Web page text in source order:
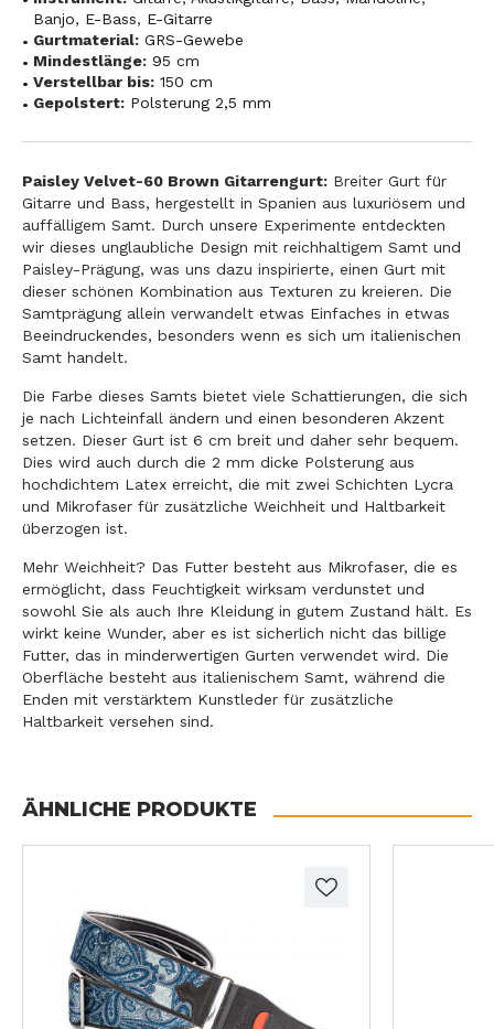
Banjo, E-Bass, E-Gitarre
Gurtmaterial: GRS-Gewebe
Mindestlänge: 95 cm
Verstellbar bis: 150 cm
Gepolstert: Polsterung 2,5 mm
Paisley Velvet-60 Brown Gitarrengurt: Breiter Gurt für
Gitarre und Bass, hergestellt in Spanien aus luxuriösem und
auffälligem Samt. Durch unsere Experimente entdeckten
wir dieses unglaubliche Design mit reichhaltigem Samt und
Paisley-Prägung, was uns dazu inspirierte, einen Gurt mit
dieser schönen Kombination aus Texturen zu kreieren. Die
Samtprägung allein verwandelt etwas Einfaches in etwas
Beeindruckendes, besonders wenn es sich um italienischen
Samt handelt.
Die Farbe dieses Samts bietet viele Schattierungen, die sich
je nach Lichteinfall ändern und einen besonderen Akzent
setzen. Dieser Gurt ist 6 cm breit und daher sehr bequem.
Dies wird auch durch die 2 mm dicke Polsterung aus
hochdichtem Latex erreicht, die mit zwei Schichten Lycra
und Mikrofaser für zusätzliche Weichheit und Haltbarkeit
überzogen ist.
Mehr Weichheit? Das Futter besteht aus Mikrofaser, die es
ermöglicht, dass Feuchtigkeit wirksam verdunstet und
sowohl Sie als auch Ihre Kleidung in gutem Zustand hält. Es
wirkt keine Wunder, aber es ist sicherlich nicht das billige
Futter, das in minderwertigen Gurten verwendet wird. Die
Oberfläche besteht aus italienischem Samt, während die
Enden mit verstärktem Kunstleder für zusätzliche
Haltbarkeit versehen sind.
ÄHNLICHE PRODUKTE